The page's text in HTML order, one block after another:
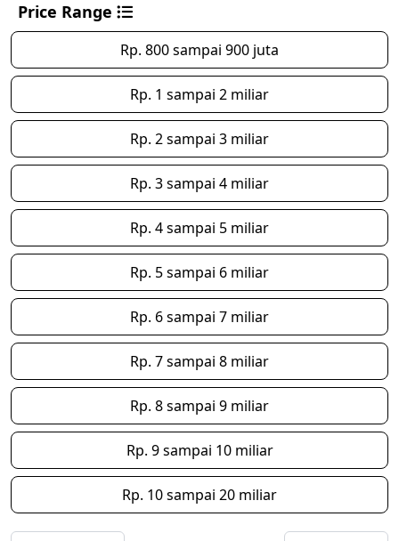
Price Range
Rp. 800 sampai 900 juta
Rp. 1 sampai 2 miliar
Rp. 2 sampai 3 miliar
Rp. 3 sampai 4 miliar
Rp. 4 sampai 5 miliar
Rp. 5 sampai 6 miliar
Rp. 6 sampai 7 miliar
Rp. 7 sampai 8 miliar
Rp. 8 sampai 9 miliar
Rp. 9 sampai 10 miliar
Rp. 10 sampai 20 miliar